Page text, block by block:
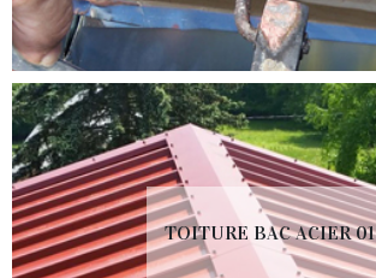
TOITURE BAC ACIER 01